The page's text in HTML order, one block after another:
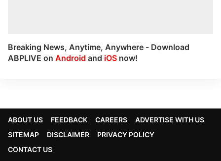
Breaking News, Anytime, Anywhere - Download
ABPLIVE on Android and iOS now!
ABOUT US FEEDBACK CAREERS
ADVERTISE WITH US
SITEMAP
DISCLAIMER
PRIVACY POLICY
CONTACT US